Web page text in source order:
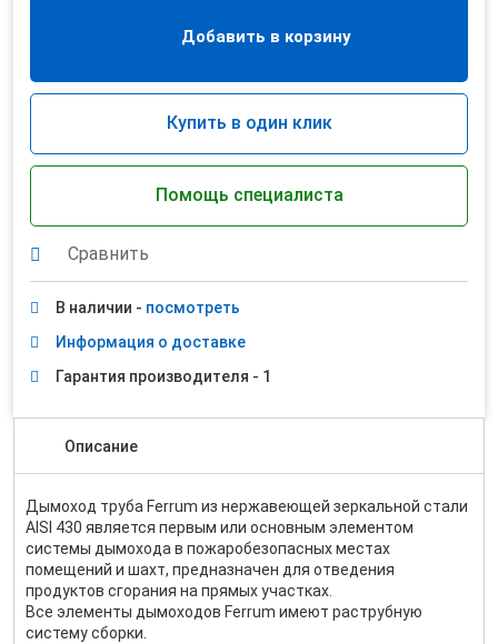
Добавить в корзину
Купить в один клик
Помощь специалиста
Сравнить
В наличии - посмотреть
Информация о доставке
Гарантия производителя - 1
Описание
Дымоход труба Ferrum из нержавеющей зеркальной стали
AISI 430 является первым или основным элементом
системы дымохода в пожаробезопасных местах
помещений и шахт, предназначен для отведения
продуктов сгорания на прямых участках.
Все элементы дымоходов Ferrum имеют раструбную
систему сборки.